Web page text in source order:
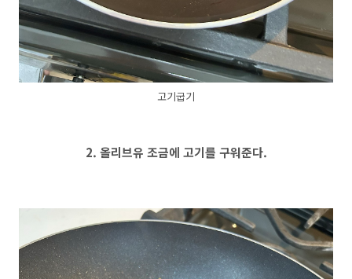
고기굽기
2. 올리브유 조금에 고기를 구워준다.